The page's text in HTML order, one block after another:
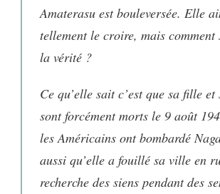
Amaterasu est bouleversée. Elle
tellement le croire, mais
la vérité ?
Ce qu’elle sait c’est que sa fille
sont forcément morts le 9 août
les Américains ont bombardé
aussi qu’elle a fouillé sa ville en
recherche des siens pendant des